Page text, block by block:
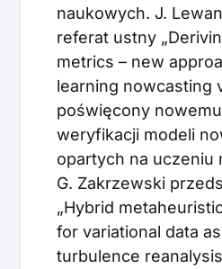
naukowych. J.
referat ustny
metrics – new
learning nowcasting
poświęcony
weryfikacji modeli
opartych na uczeniu
G. Zakrzewski
„Hybrid
for variational data
turbulence